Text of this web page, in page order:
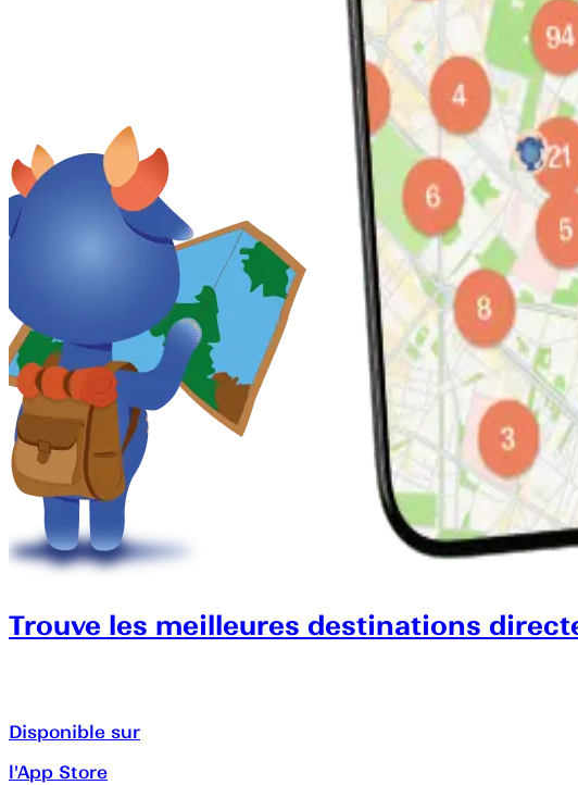
Trouve les meilleures destinations
Disponible sur
l'App Store